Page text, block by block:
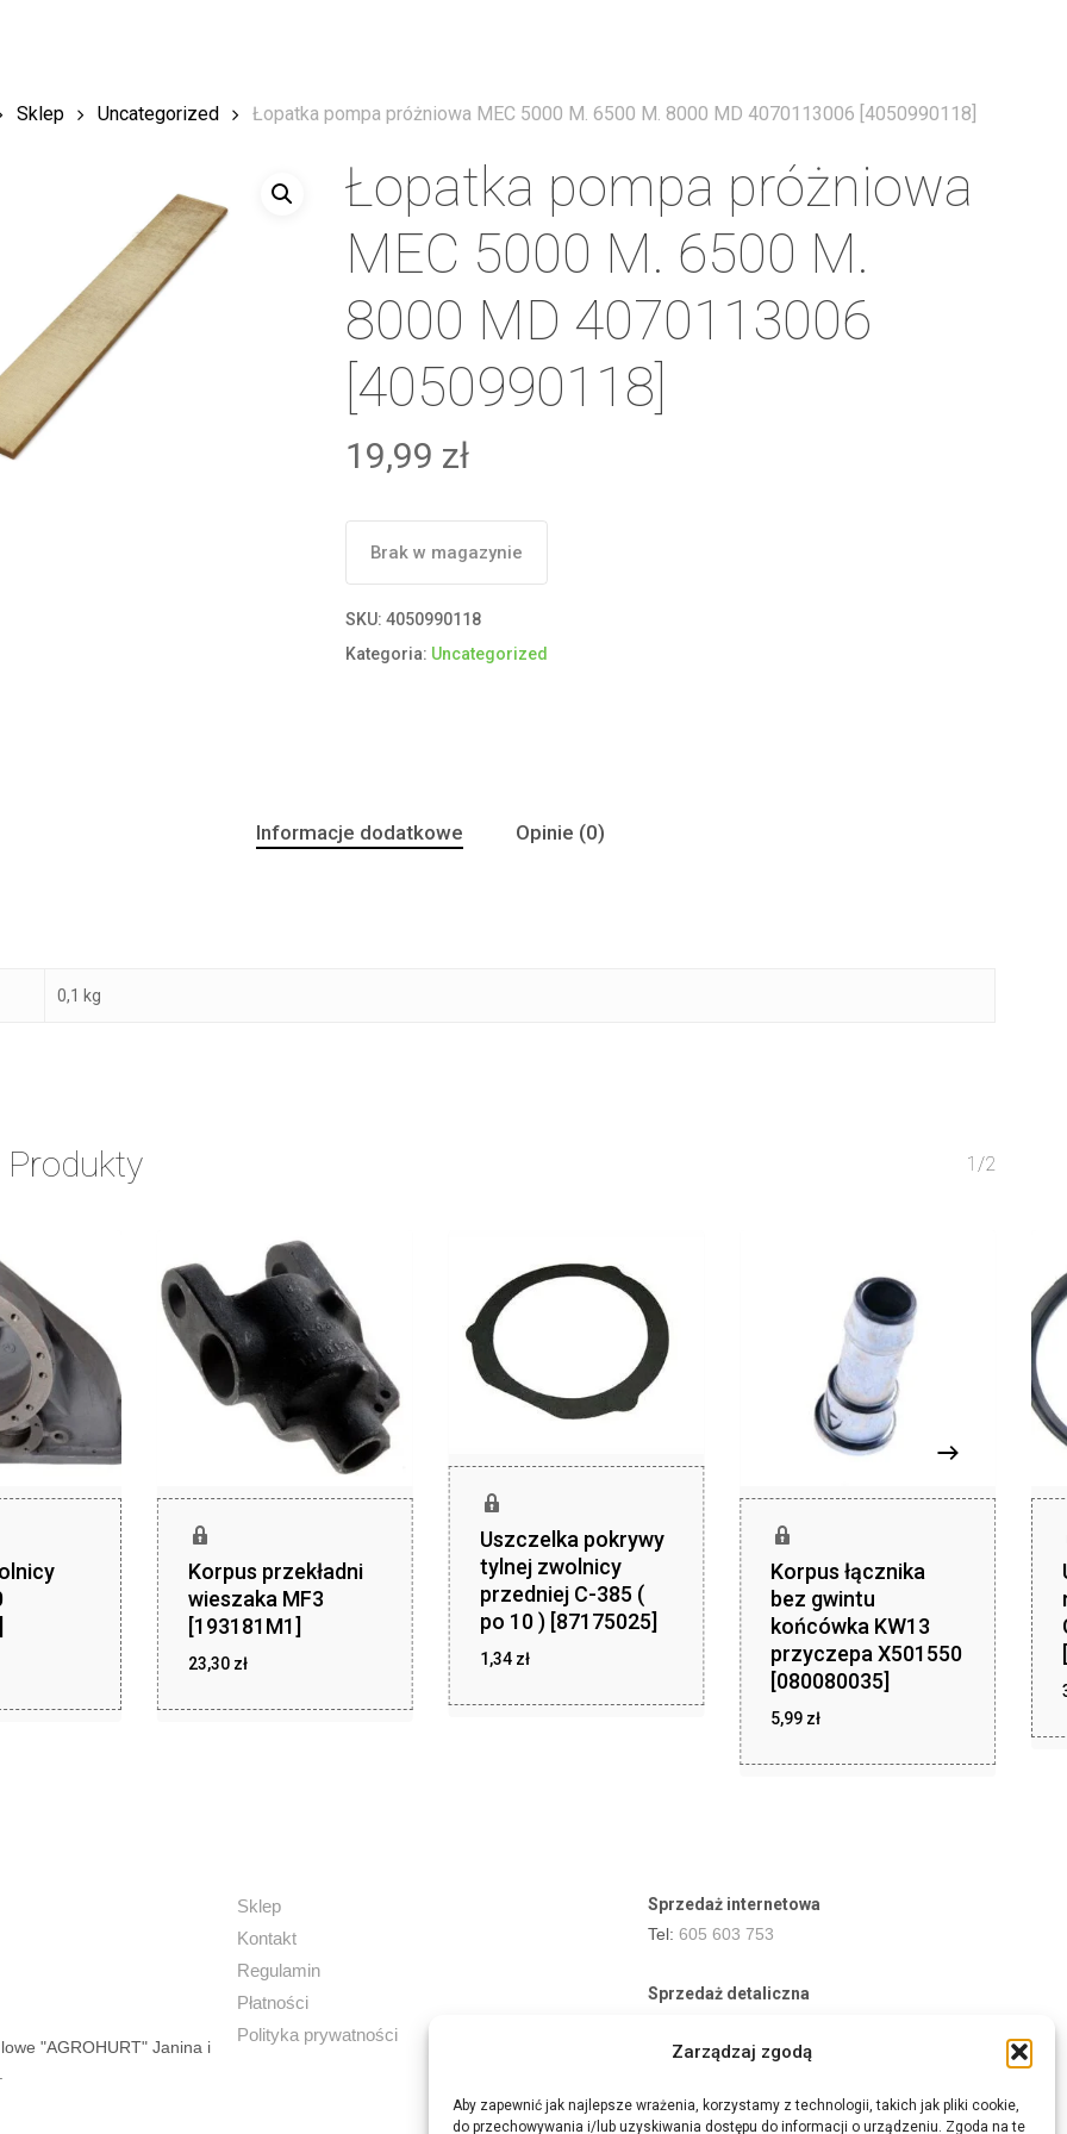
Zarządzaj zgodą
Aby zapewnić jak najlepsze wrażenia, korzystamy z technologii, takich jak pliki cookie,
do przechowywania i/lub uzyskiwania dostępu do informacji o urządzeniu. Zgoda na te
Sklep Uncategorized Łopatka pompa próżniowa MEC 5000 M. 6500 M. 8000 MD 4070113006 [4050990118]
Łopatka pompa próżniowa
MEC 5000 M. 6500 M.
8000 MD 4070113006
[4050990118]
19,99 zł
Brak w magazynie
SKU:4050990118
Kategoria: Uncategorized
Informacje dodatkowe Opinie (0)
0,1 kg
1/2
Korpus przekładni
wieszaka MF3
[193181M1]
23,30 zł
Uszczelka pokrywy
tylnej zwolnicy
przedniej C-385 (
po 10 ) [87175025]
1,34 zł
Korpus łącznika
bez gwintu
końcówka KW13
przyczepa X501550
[080080035]
5,99 zł
"AGROHURT" Janina i
Sklep
Kontakt
Regulamin
Płatności
Polityka prywatności
Sprzedaż internetowa
Tel: 605 603 753
Sprzedaż detaliczna
E-mail:aukcje.agrohurt@gmail.com
Godziny działania sklepu